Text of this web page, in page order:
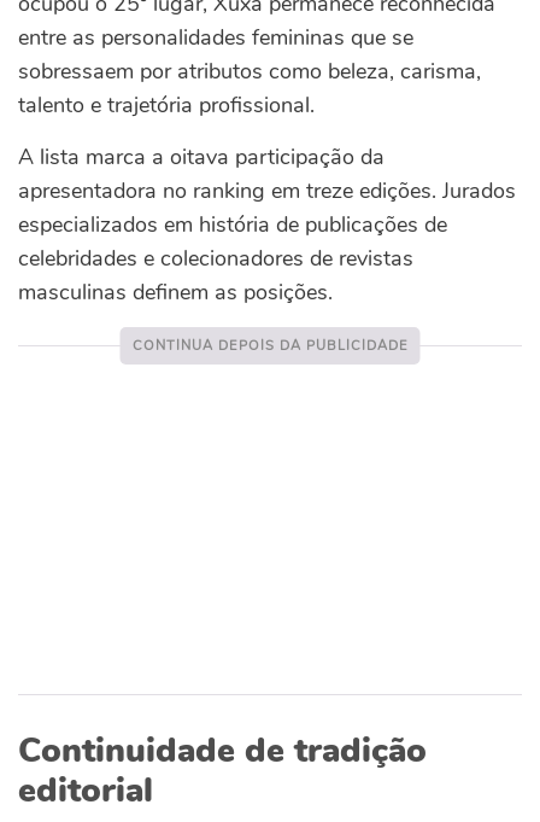
entre as personalidades femininas que se
sobressaem por atributos como beleza, carisma,
talento e trajetória profissional.
A lista marca a oitava participação da
apresentadora no ranking em treze edições. Jurados
especializados em história de publicações de
celebridades e colecionadores de revistas
masculinas definem as posições.
Continuidade de tradição
editorial